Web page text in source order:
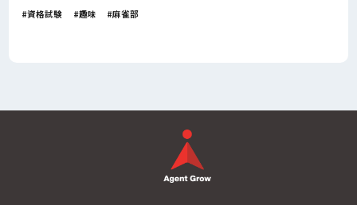
資格試験
趣味 麻雀部